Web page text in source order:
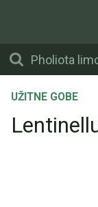
UŽITNE GOBE